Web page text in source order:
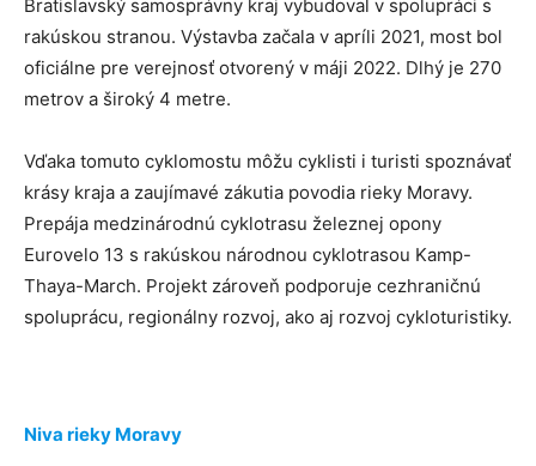
Bratislavský samosprávny kraj vybudoval v spolupráci s
rakúskou stranou. Výstavba začala v apríli 2021, most bol
oficiálne pre verejnosť otvorený v máji 2022. Dlhý je 270
metrov a široký 4 metre.
Vďaka tomuto cyklomostu môžu cyklisti i turisti spoznávať
krásy kraja a zaujímavé zákutia povodia rieky Moravy.
Prepája medzinárodnú cyklotrasu železnej opony
Eurovelo 13 s rakúskou národnou cyklotrasou Kamp-
Thaya-March. Projekt zároveň podporuje cezhraničnú
spoluprácu, regionálny rozvoj, ako aj rozvoj cykloturistiky.
Niva rieky Moravy